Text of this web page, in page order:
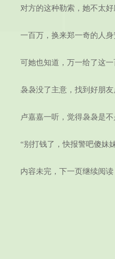
对方的这种勒索，她不太好
一百万，换来郑一奇的人身
可她也知道，万一给了这一
袅袅没了主意，找到好朋友
卢嘉嘉一听，觉得袅袅是不
“别打钱了，快报警吧傻妹妹
内容未完，下一页继续阅读